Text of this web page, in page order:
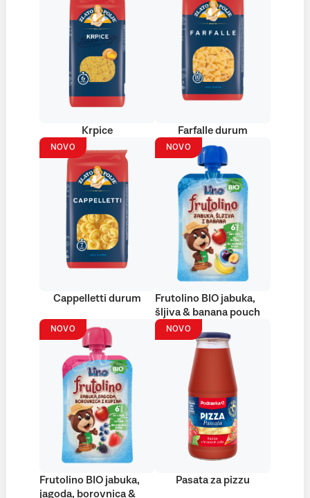
Krpice Farfalle durum
NOVO
Cappelletti durum
NOVO
Frutolino BIO jabuka,
šljiva & banana pouch
NOVO
Frutolino BIO jabuka,
jagoda, borovnica &
NOVO
Pasata za pizzu